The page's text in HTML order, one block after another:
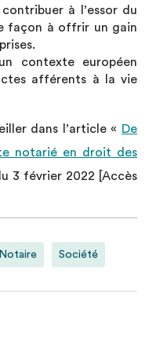
à l’essor du
façon à offrir un gain
contexte européen
afférents à la vie
dans l’article « De
notarié en droit des
3 février 2022 [Accès
Notaire Société